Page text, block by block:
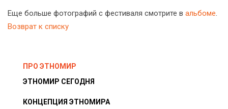
Еще больше фотографий с фестиваля смотрите в альбоме.
Возврат к списку
ПРО ЭТНОМИР
ЭТНОМИР СЕГОДНЯ
КОНЦЕПЦИЯ ЭТНОМИРА